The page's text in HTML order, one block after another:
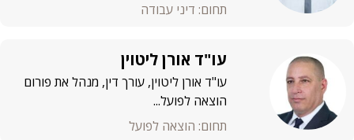
תחום: דיני עבודה
עו"ד אורן ליטוין
עו"ד אורן ליטוין, עורך דין, מנהל את פורום
הוצאה לפועל...
תחום: הוצאה לפועל